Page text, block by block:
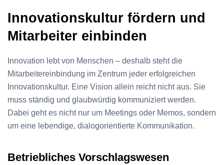
Innovationskultur fördern und
Mitarbeiter einbinden
Innovation lebt von Menschen – deshalb steht die
Mitarbeitereinbindung im Zentrum jeder erfolgreichen
Innovationskultur. Eine Vision allein reicht nicht aus. Sie
muss ständig und glaubwürdig kommuniziert werden.
Dabei geht es nicht nur um Meetings oder Memos, sondern
um eine lebendige, dialogorientierte Kommunikation.
Betriebliches Vorschlagswesen